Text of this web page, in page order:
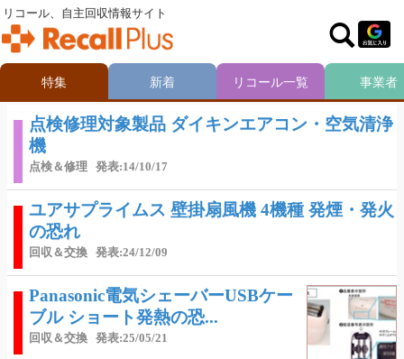
点検修理対象製品 ダイキンエアコン・空気清浄
機
点検＆修理 発表:14/10/17
ユアサプライムス 壁掛扇風機 4機種 発煙・発火
の恐れ
回収＆交換 発表:24/12/09
Panasonic電気シェーバーUSBケー
ブル ショート発熱の恐...
回収＆交換 発表:25/05/21
リコール、自主回収情報サイト
特集 新着 リコール一覧 事業者